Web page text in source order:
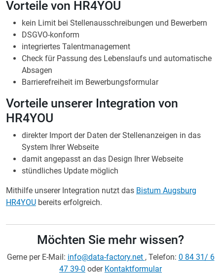
Vorteile von HR4YOU
kein Limit bei Stellenausschreibungen und Bewerbern
DSGVO-konform
integriertes Talentmanagement
Check für Passung des Lebenslaufs und automatische
Absagen
Barrierefreiheit im Bewerbungsformular
Vorteile unserer Integration von
HR4YOU
direkter Import der Daten der Stellenanzeigen in das
System Ihrer Webseite
damit angepasst an das Design Ihrer Webseite
stündliches Update möglich
Mithilfe unserer Integration nutzt das Bistum Augsburg
HR4YOU bereits erfolgreich.
Möchten Sie mehr wissen?
Gerne per E-Mail: info@data-factory.net , Telefon: 0 84 31/ 6
47 39-0 oder Kontaktformular